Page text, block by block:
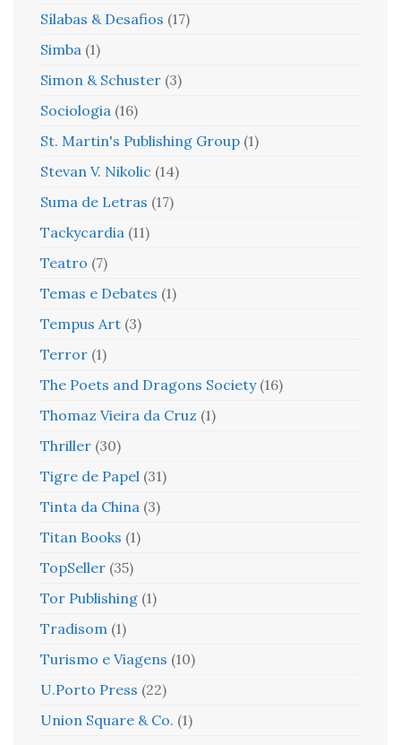
Sílabas & Desafios (17)
Simba (1)
Simon & Schuster (3)
Sociologia (16)
St. Martin's Publishing Group (1)
Stevan V. Nikolic (14)
Suma de Letras (17)
Tackycardia (11)
Teatro (7)
Temas e Debates (1)
Tempus Art (3)
Terror (1)
The Poets and Dragons Society (16)
Thomaz Vieira da Cruz (1)
Thriller (30)
Tigre de Papel (31)
Tinta da China (3)
Titan Books (1)
TopSeller (35)
Tor Publishing (1)
Tradisom (1)
Turismo e Viagens (10)
U.Porto Press (22)
Union Square & Co. (1)